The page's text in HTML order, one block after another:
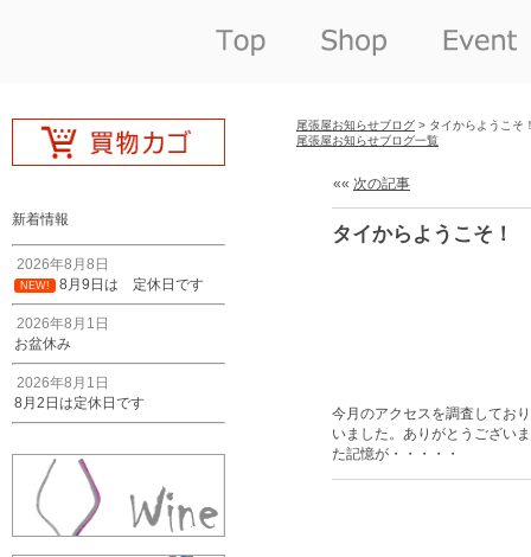
新着情報
2026年8月8日
NEW! 8月9日は 定休日です
2026年8月1日
お盆休み
2026年8月1日
8月2日は定休日です
尾張屋お知らせブログ > タイからようこそ
尾張屋お知らせブログ一覧
«« 次の記事
タイからようこそ！
今月のアクセスを調査してお
いました。ありがとうござい
た記憶が・・・・・